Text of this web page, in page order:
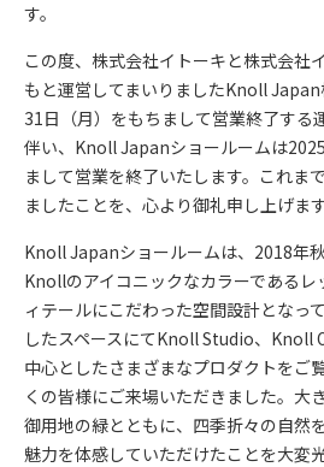
す。
この度、株式会社イトーキと株式会社
もと運営してまいりましたKnoll
31日（月）をもちまして営業終了する
伴い、Knoll Japanショールームは
まして営業を終了いたします。これま
ましたことを、心より御礼申し上げます
Knoll Japanショールームは、2018年
Knollのアイコニックなカラーである
ィテールにこだわった空間設計となっ
したスペースにてKnoll Studio、
中心としたさまざまなプロダクトをご
くの皆様にご来場いただきました。大
御用地の緑とともに、四季折々の自然
魅力を体感していただけたことを大変